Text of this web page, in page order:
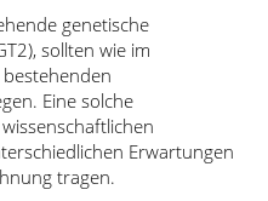
genetische
sollten wie im
Eine solche
Erwartungen
tragen.